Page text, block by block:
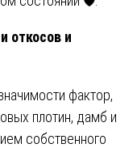
откосов и
фактор,
плотин, дамб и
собственного